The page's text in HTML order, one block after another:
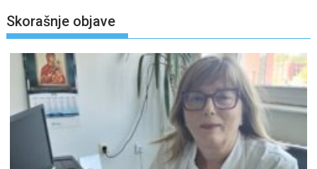
Skorašnje objave